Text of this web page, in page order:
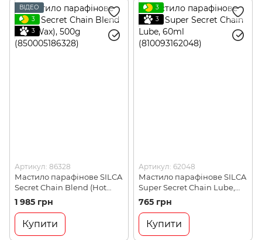
ВІДЕО
3
3
Артикул: 86328
Мастило парафінове SILCA
Secret Chain Blend (Hot
Wax), 500g (850005186328)
1 985 грн
Купити
3
3
Артикул: 62048
Мастило парафінове SILCA
Super Secret Chain Lube,
60ml (810093162048)
765 грн
Купити